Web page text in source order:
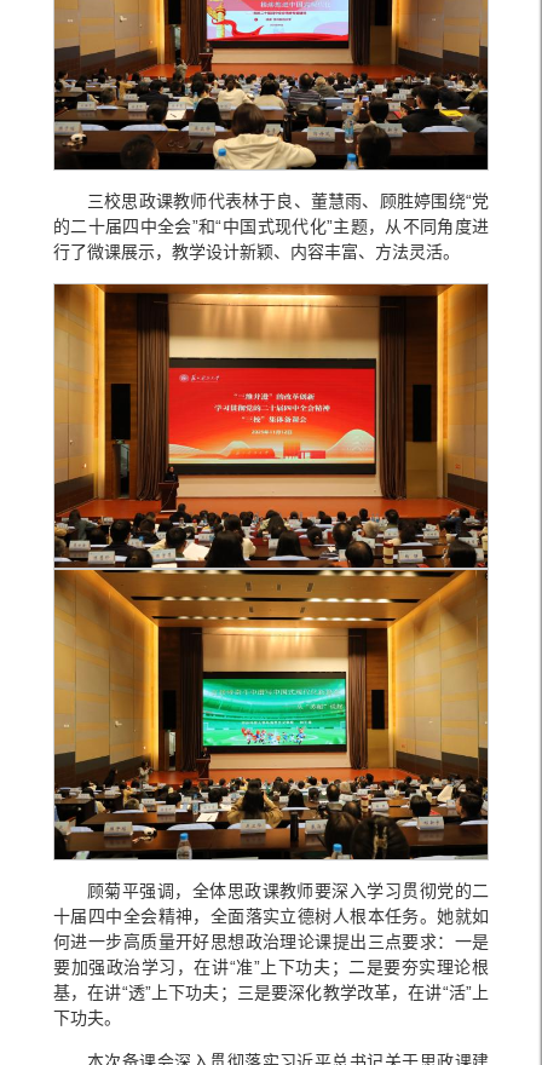
三校思政课教师代表林于良、董慧雨、顾胜婷围绕“党
的二十届四中全会”和“中国式现代化”主题，从不同角度进
行了微课展示，教学设计新颖、内容丰富、方法灵活。
顾菊平强调，全体思政课教师要深入学习贯彻党的二
十届四中全会精神，全面落实立德树人根本任务。她就如
何进一步高质量开好思想政治理论课提出三点要求：一是
要加强政治学习，在讲“准”上下功夫；二是要夯实理论根
基，在讲“透”上下功夫；三是要深化教学改革，在讲“活”上
下功夫。
本次备课会深入贯彻落实习近平总书记关于思政课建